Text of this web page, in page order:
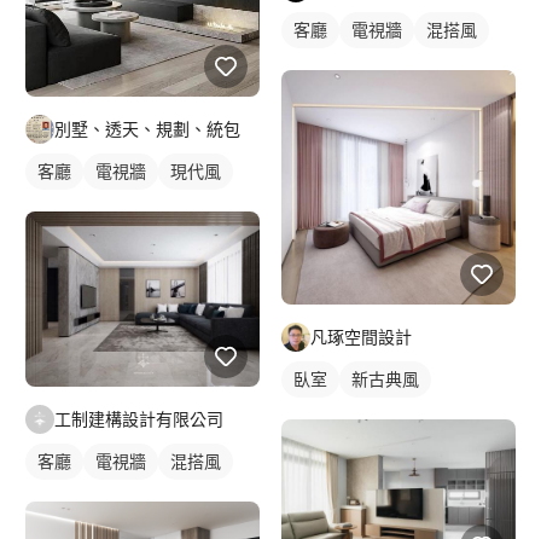
別墅、透天、規劃、統包
客廳 電視牆 現代風
工制建構設計有限公司
客廳 電視牆 混搭風
客廳 電視牆 混搭風
凡琢空間設計
臥室 新古典風